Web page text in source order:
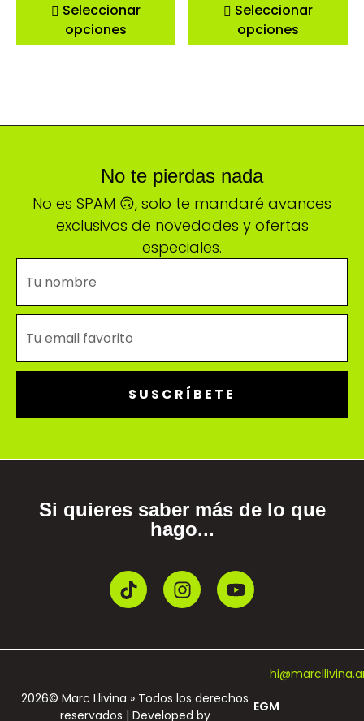
Seleccionar
opciones
Seleccionar
opciones
No te pierdas nada
No es SPAM 🙃, solo te mandaré avances
exclusivos de novedades y ofertas
especiales.
SUSCRÍBETE
Si quieres saber más de lo que
hago...
2026© Marc Llivina » Todos los derechos
reservados | Developed by
EGM